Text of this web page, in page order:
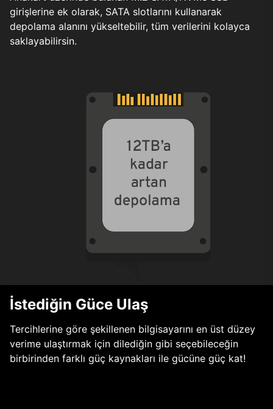
girişlerine ek olarak, SATA slotlarını kullanarak
depolama alanını yükseltebilir, tüm verilerini kolayca
saklayabilirsin.
İstediğin Güce Ulaş
Tercihlerine göre şekillenen bilgisayarını en üst düzey
verime ulaştırmak için dilediğin gibi seçebileceğin
birbirinden farklı güç kaynakları ile gücüne güç kat!